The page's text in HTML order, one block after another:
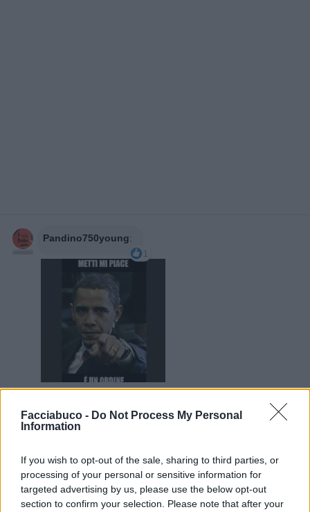
Facciabuco - Do Not Process My Personal
Information
If you wish to opt-out of the sale, sharing to third parties, or
processing of your personal or sensitive information for
targeted advertising by us, please use the below opt-out
section to confirm your selection. Please note that after your
Pandino750young:
1
·Ti stimo ·Rispondi